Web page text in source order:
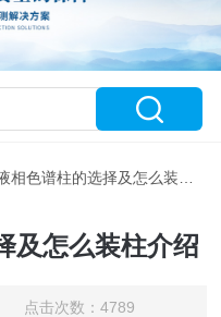
色谱柱的选择及怎么装柱介绍
及怎么装柱介绍
点击次数：4789